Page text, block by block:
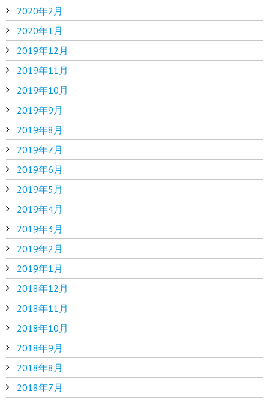
2020年2月
2020年1月
2019年12月
2019年11月
2019年10月
2019年9月
2019年8月
2019年7月
2019年6月
2019年5月
2019年4月
2019年3月
2019年2月
2019年1月
2018年12月
2018年11月
2018年10月
2018年9月
2018年8月
2018年7月